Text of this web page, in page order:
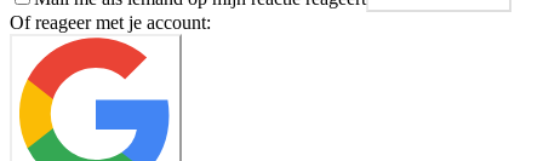
Of reageer met je account: